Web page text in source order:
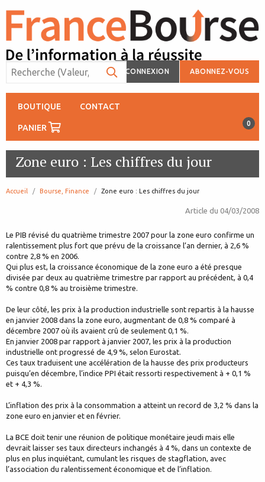
CONNEXION ABONNEZ-VOUS
BOUTIQUE CONTACT
PANIER 0
Zone euro : Les chiffres du jour
Accueil Bourse, Finance page:
Zone euro : Les chiffres du jour
Article du 04/03/2008
Le PIB révisé du quatrième trimestre 2007 pour la zone euro confirme un
ralentissement plus fort que prévu de la croissance l’an dernier, à 2,6 %
contre 2,8 % en 2006.
Qui plus est, la croissance économique de la zone euro a été presque
divisée par deux au quatrième trimestre par rapport au précédent, à 0,4
% contre 0,8 % au troisième trimestre.
De leur côté, les prix à la production industrielle sont repartis à la hausse
en janvier 2008 dans la zone euro, augmentant de 0,8 % comparé à
décembre 2007 où ils avaient crû de seulement 0,1 %.
En janvier 2008 par rapport à janvier 2007, les prix à la production
industrielle ont progressé de 4,9 %, selon Eurostat.
Ces taux traduisent une accélération de la hausse des prix producteurs
puisqu’en décembre, l’indice PPI était ressorti respectivement à + 0,1 %
et + 4,3 %.
L’inflation des prix à la consommation a atteint un record de 3,2 % dans la
zone euro en janvier et en février.
La BCE doit tenir une réunion de politique monétaire jeudi mais elle
devrait laisser ses taux directeurs inchangés à 4 %, dans un contexte de
plus en plus inquiétant, cumulant les risques de stagflation, avec
l’association du ralentissement économique et de l’inflation.